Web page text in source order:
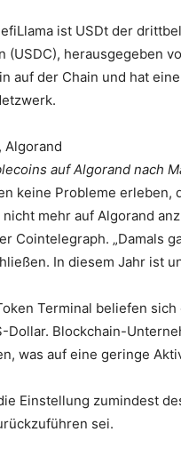
ist USDt der
(USDC), herausgegeben
auf der Chain und hat
auf Algorand nach
keine Probleme
mehr auf Algorand
Cointelegraph. „Damals
In diesem Jahr ist
Terminal beliefen
Dollar. Blockchain-
was auf eine geringe
Einstellung zumindest
sei.